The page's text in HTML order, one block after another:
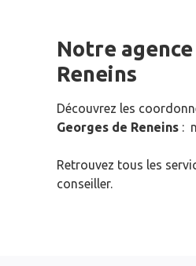
Notre agence
Reneins
Découvrez les
Georges de Reneins :
Retrouvez tous les
conseiller.